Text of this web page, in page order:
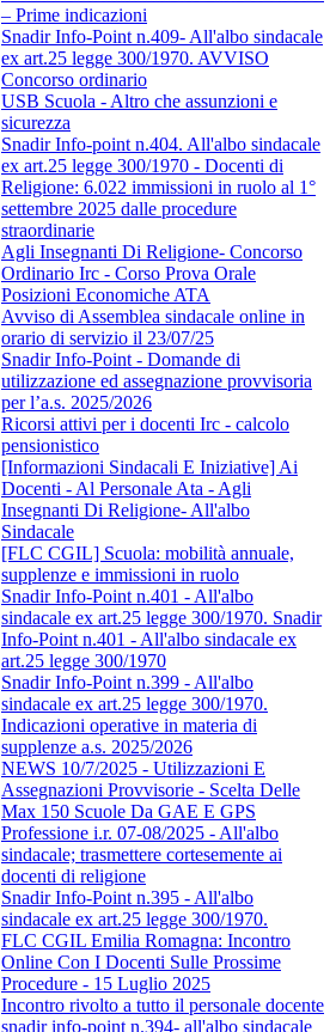
– Prime indicazioni
Snadir Info-Point n.409- All'albo sindacale
ex art.25 legge 300/1970. AVVISO
Concorso ordinario
USB Scuola - Altro che assunzioni e
sicurezza
Snadir Info-point n.404. All'albo sindacale
ex art.25 legge 300/1970 - Docenti di
Religione: 6.022 immissioni in ruolo al 1°
settembre 2025 dalle procedure
straordinarie
Agli Insegnanti Di Religione- Concorso
Ordinario Irc - Corso Prova Orale
Posizioni Economiche ATA
Avviso di Assemblea sindacale online in
orario di servizio il 23/07/25
Snadir Info-Point - Domande di
utilizzazione ed assegnazione provvisoria
per l’a.s. 2025/2026
Ricorsi attivi per i docenti Irc - calcolo
pensionistico
[Informazioni Sindacali E Iniziative] Ai
Docenti - Al Personale Ata - Agli
Insegnanti Di Religione- All'albo
Sindacale
[FLC CGIL] Scuola: mobilità annuale,
supplenze e immissioni in ruolo
Snadir Info-Point n.401 - All'albo
sindacale ex art.25 legge 300/1970. Snadir
Info-Point n.401 - All'albo sindacale ex
art.25 legge 300/1970
Snadir Info-Point n.399 - All'albo
sindacale ex art.25 legge 300/1970.
Indicazioni operative in materia di
supplenze a.s. 2025/2026
NEWS 10/7/2025 - Utilizzazioni E
Assegnazioni Provvisorie - Scelta Delle
Max 150 Scuole Da GAE E GPS
Professione i.r. 07-08/2025 - All'albo
sindacale; trasmettere cortesemente ai
docenti di religione
Snadir Info-Point n.395 - All'albo
sindacale ex art.25 legge 300/1970.
FLC CGIL Emilia Romagna: Incontro
Online Con I Docenti Sulle Prossime
Procedure - 15 Luglio 2025
Incontro rivolto a tutto il personale docente
snadir info-point n.394- all'albo sindacale